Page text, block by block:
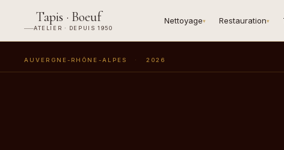
Tapis · Boeuf
ATELIER · DEPUIS 1950
Nettoyage▾ Restauration▾
AUVERGNE-RHÔNE-ALPES · 2026